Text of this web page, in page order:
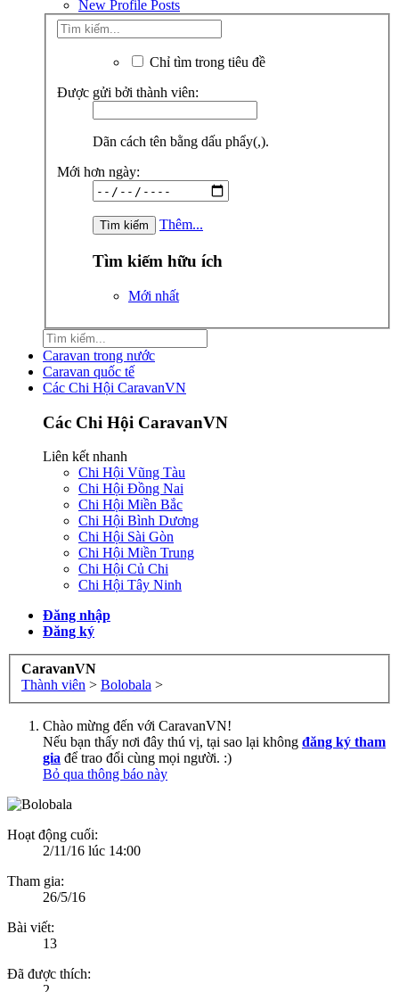
New Profile Posts
Chỉ tìm trong tiêu đề
Được gửi bởi thành viên:
Dãn cách tên bằng dấu phẩy(,).
Mới hơn ngày:
Thêm...
Tìm kiếm hữu ích
Mới nhất
Caravan trong nước
Caravan quốc tế
Các Chi Hội CaravanVN
Các Chi Hội CaravanVN
Liên kết nhanh
Chi Hội Vũng Tàu
Chi Hội Đồng Nai
Chi Hội Miền Bắc
Chi Hội Bình Dương
Chi Hội Sài Gòn
Chi Hội Miền Trung
Chi Hội Củ Chi
Chi Hội Tây Ninh
Đăng nhập
Đăng ký
CaravanVN
Thành viên > Bolobala >
Chào mừng đến với CaravanVN!
Nếu bạn thấy nơi đây thú vị, tại sao lại không đăng ký tham
gia để trao đổi cùng mọi người. :)
Bỏ qua thông báo này
Hoạt động cuối:
2/11/16 lúc 14:00
Tham gia:
26/5/16
Bài viết:
13
Đã được thích: